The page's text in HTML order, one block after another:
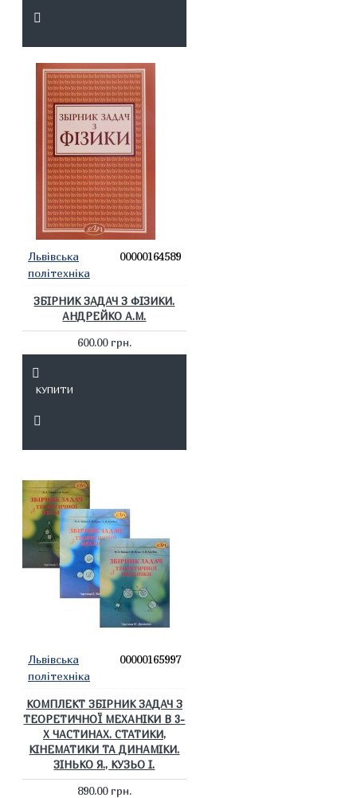
Львівська
політехніка
00000164589
ЗБІРНИК ЗАДАЧ З ФІЗИКИ.
АНДРЕЙКО А.М.
600.00 грн.
КУПИТИ
Львівська
політехніка
00000165997
КОМПЛЕКТ ЗБІРНИК ЗАДАЧ З
ТЕОРЕТИЧНОЇ МЕХАНІКИ В 3-
Х ЧАСТИНАХ. СТАТИКИ,
КІНЕМАТИКИ ТА ДИНАМІКИ.
ЗІНЬКО Я., КУЗЬО І.
890.00 грн.